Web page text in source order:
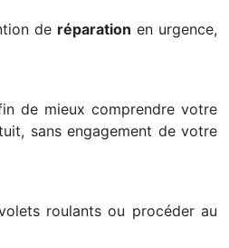
de réparation en urgence,
de mieux comprendre votre
sans engagement de votre
roulants ou procéder au